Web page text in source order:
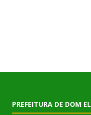
PREFEITURA DE DOM